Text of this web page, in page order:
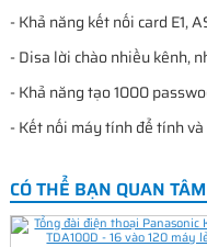
- Khả năng kết nối card E1,
- Disa lời chào nhiều kênh,
- Khả năng tạo 1000
- Kết nối máy tính để tính
CÓ THỂ BẠN QUAN TÂM